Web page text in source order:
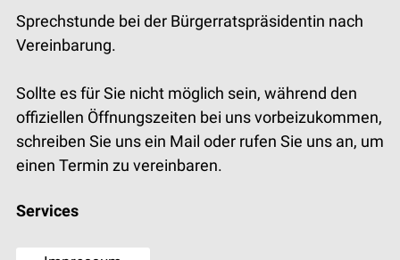
Sprechstunde bei der Bürgerratspräsidentin nach
Vereinbarung.
Sollte es für Sie nicht möglich sein, während den
offiziellen Öffnungszeiten bei uns vorbeizukommen,
schreiben Sie uns ein Mail oder rufen Sie uns an, um
einen Termin zu vereinbaren.
Services